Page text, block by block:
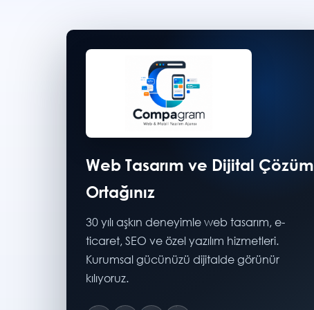
Web Tasarım ve Dijital Çözüm
Ortağınız
30 yılı aşkın deneyimle web tasarım, e-
ticaret, SEO ve özel yazılım hizmetleri.
Kurumsal gücünüzü dijitalde görünür
kılıyoruz.